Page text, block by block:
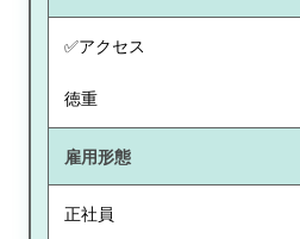
✅アクセス
徳重
雇用形態
正社員